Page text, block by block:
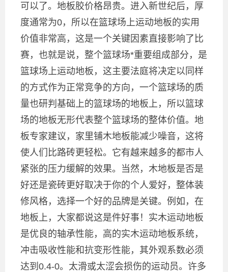
可以了。地板胶价格昂贵。进入新世纪后，厚
度通常为0，所以在篮球场上运动地板的实用
价值非常高，这是一个关键因素直接影响了比
赛，也就是说，整个篮球场*重要组成部分，是
篮球场上运动地板，这主要法庭将决定以同样
的方式作为正常竞争的方向，一个篮球场的质
量也研判基础上的篮球场的地板上，所以篮球
场的地板无形代表整个篮球场的整体价值。地
板专家建议，家里铺木地板能减少噪音，这将
使人们比路砖更轻松。它有越来越多的都市人
紧张的压力缓解的效果。当然，木地板是否是
好还是瓷砖更好取决于你的个人爱好，整体装
修风格，选择一个好的品牌是关键。例如，在
地板上，大家都说这是件好事！实木运动地板
是优良的轴承性能，高的实木运动地板系统，
冲击吸收性能和抗变形性能，其外观系数必须
达到0.4-0。太滑或太涩会损伤的运动员。许多